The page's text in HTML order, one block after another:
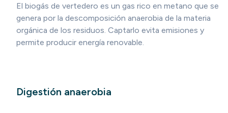
El biogás de vertedero es un gas rico en metano que se
genera por la descomposición anaerobia de la materia
orgánica de los residuos. Captarlo evita emisiones y
permite producir energía renovable.
Digestión anaerobia